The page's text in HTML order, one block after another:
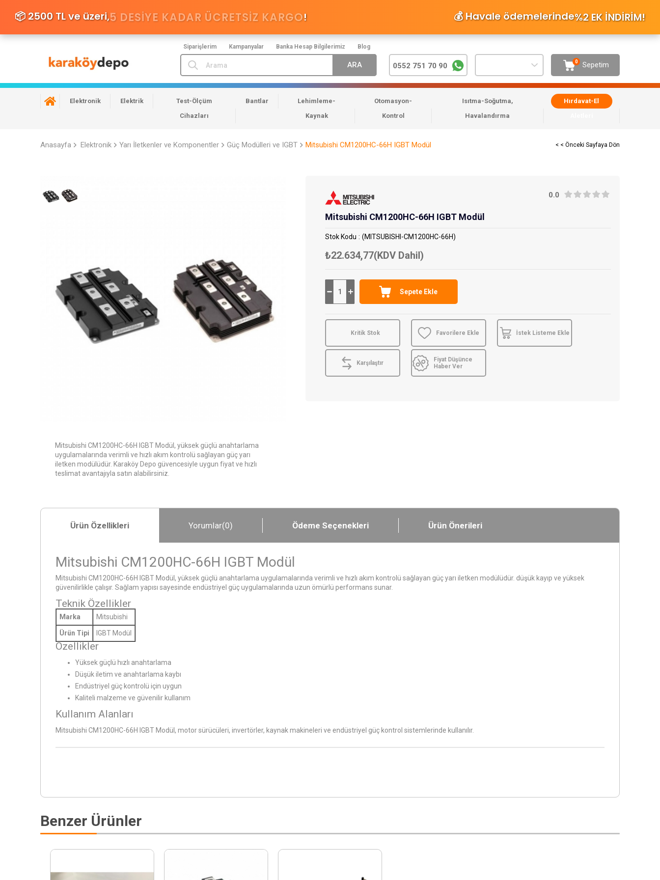
Siparişlerim Kampanyalar Banka Hesap Bilgilerimiz Blog
📦 2500 TL ve üzeri,5 DESIYE KADAR ÜCRETSİZ KARGO! 💰 Havale ödemelerinde%2 EK İNDİRİM!
Sepetim
0
0552 751 70 90
Elektronik Elektrik
Test-Ölçüm
Cihazları
Bantlar
Lehimleme-
Kaynak
Otomasyon-
Kontrol
Isıtma-Soğutma,
Havalandırma
Hırdavat-El
Anasayfa Elektronik Yarı İletkenler ve Komponentler Güç Modülleri ve IGBT Mitsubishi CM1200HC-66H IGBT Modül < < Önceki Sayfaya Dön
Mitsubishi CM1200HC-66H IGBT Modül, yüksek güçlü anahtarlama
uygulamalarında verimli ve hızlı akım kontrolü sağlayan güç yarı
iletken modülüdür. Karaköy Depo güvencesiyle uygun fiyat ve hızlı
teslimat avantajıyla satın alabilirsiniz.
0.0
Mitsubishi CM1200HC-66H IGBT Modül
Stok Kodu (MITSUBISHI-CM1200HC-66H)
₺22.634,77(KDV Dahil)
Kritik Stok Favorilere Ekle İstek Listeme Ekle
Karşılaştır
Fiyat Düşünce
Haber Ver
Ürün Özellikleri Yorumlar(0) Ödeme Seçenekleri Ürün Önerileri
Mitsubishi CM1200HC-66H IGBT Modül
Mitsubishi CM1200HC-66H IGBT Modül, yüksek güçlü anahtarlama uygulamalarında verimli ve hızlı akım kontrolü sağlayan güç yarı iletken modülüdür. düşük kayıp ve yüksek
güvenilirlikle çalışır. Sağlam yapısı sayesinde endüstriyel güç uygulamalarında uzun ömürlü performans sunar.
Teknik Özellikler
Marka Mitsubishi
Ürün Tipi IGBT Modül
Özellikler
Yüksek güçlü hızlı anahtarlama
Düşük iletim ve anahtarlama kaybı
Endüstriyel güç kontrolü için uygun
Kaliteli malzeme ve güvenilir kullanım
Kullanım Alanları
Mitsubishi CM1200HC-66H IGBT Modül, motor sürücüleri, invertörler, kaynak makineleri ve endüstriyel güç kontrol sistemlerinde kullanılır.
Benzer Ürünler